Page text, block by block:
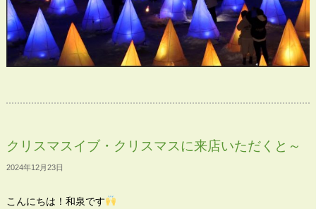
クリスマスイブ・クリスマスに来店いただくと～
2024年12月23日
こんにちは！和泉です